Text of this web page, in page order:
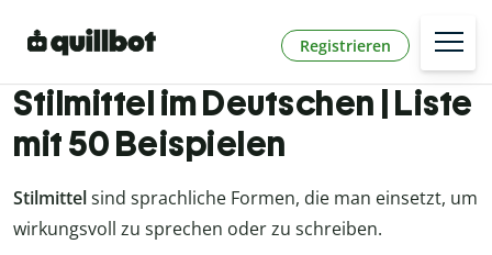
Registrieren
Stilmittel im Deutschen | Liste
mit 50 Beispielen
Stilmittelsind sprachliche Formen, die man einsetzt, um
wirkungsvoll zu sprechen oder zu schreiben.